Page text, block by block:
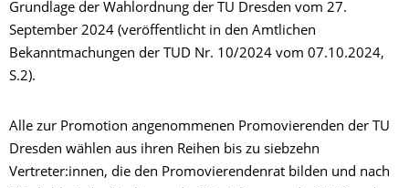
Grundlage der Wahlordnung der TU Dresden vom 27.
September 2024 (veröffentlicht in den Amtlichen
Bekanntmachungen der TUD Nr. 10/2024 vom 07.10.2024,
S.2).
Alle zur Promotion angenommenen Promovierenden der TU
Dresden wählen aus ihren Reihen bis zu siebzehn
Vertreter:innen, die den Promovierendenrat bilden und nach